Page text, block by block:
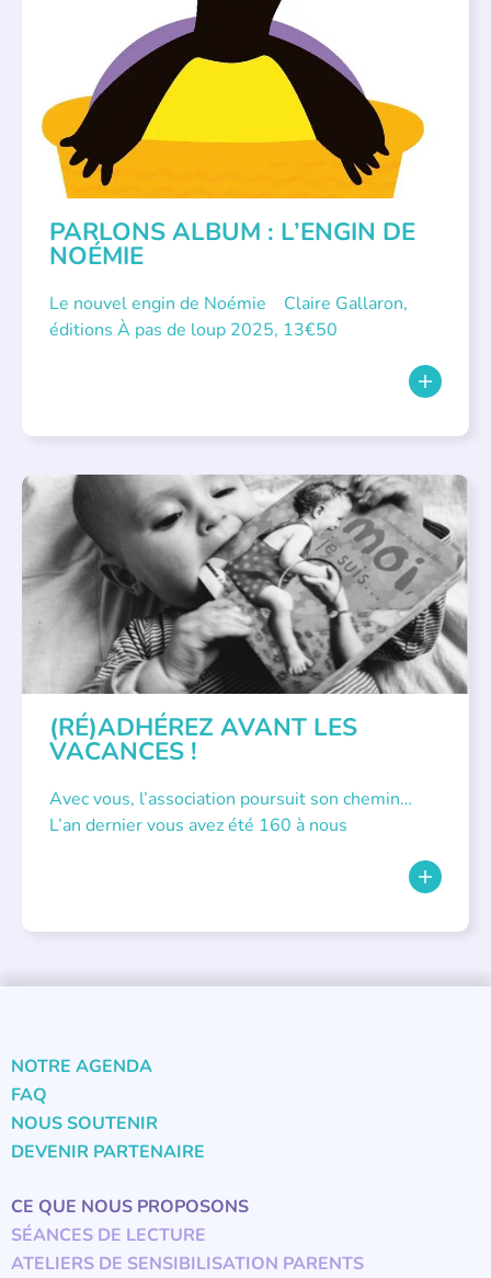
PARLONS ALBUM : L’ENGIN DE
NOÉMIE
Le nouvel engin de Noémie Claire Gallaron,
éditions À pas de loup 2025, 13€50
APPEL À SOUTIEN
(RÉ)ADHÉREZ AVANT LES
VACANCES !
Avec vous, l’association poursuit son chemin…
L’an dernier vous avez été 160 à nous
NOTRE AGENDA
FAQ
NOUS SOUTENIR
DEVENIR PARTENAIRE
CE QUE NOUS PROPOSONS
SÉANCES DE LECTURE
ATELIERS DE SENSIBILISATION PARENTS